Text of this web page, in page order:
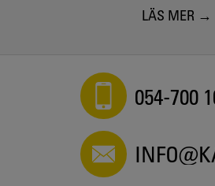
LÄS MER
054-700